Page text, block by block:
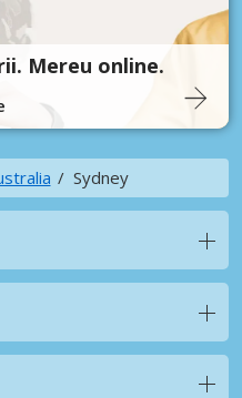
Mereu online.
Sydney